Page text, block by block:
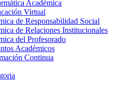
Académica
Virtual
de Responsabilidad Social
de Relaciones Institucionales
del Profesorado
Académicos
Continua